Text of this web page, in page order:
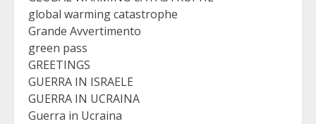
global warming catastrophe
Grande Avvertimento
green pass
GREETINGS
GUERRA IN ISRAELE
GUERRA IN UCRAINA
Guerra in Ucraina